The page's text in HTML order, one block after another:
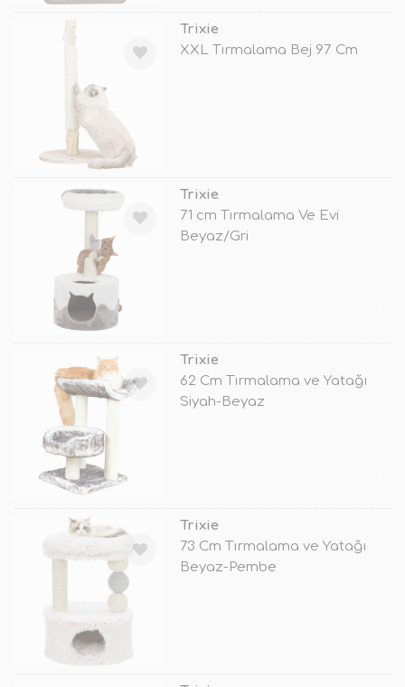
Trixie
XXL Tırmalama Bej 97 Cm
Trixie
71 cm Tırmalama Ve Evi
Beyaz/Gri
Trixie
62 Cm Tırmalama ve Yatağı
Siyah-Beyaz
Trixie
73 Cm Tırmalama ve Yatağı
Beyaz-Pembe